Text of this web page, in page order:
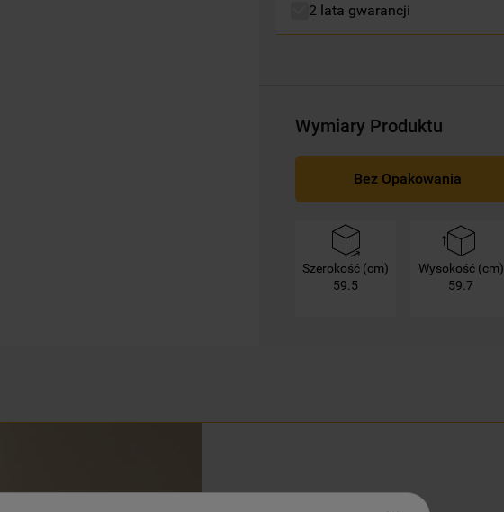
2 lata gwarancji
Wymiary Produktu
Bez Opakowania
Szerokość (cm)
59.5
Wysokość (cm)
59.7
„TYLKO NIEZBĘDNE"
domyślnych, co oznacza, że używane będą